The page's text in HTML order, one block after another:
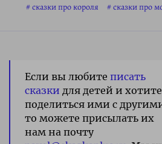
сказки про короля
сказки про
Если вы любите писать
сказки для детей и хотите
поделиться ими с
то можете присылать их
нам на почту